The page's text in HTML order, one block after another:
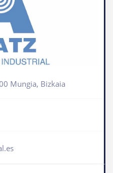
Mungia, Bizkaia